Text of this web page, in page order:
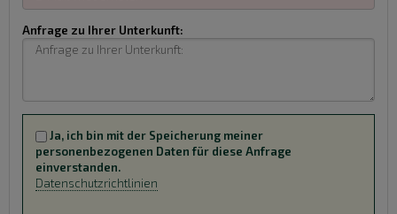
Anfrage zu Ihrer Unterkunft:
Ja, ich bin mit der Speicherung meiner
personenbezogenen Daten für diese Anfrage
einverstanden.
Datenschutzrichtlinien